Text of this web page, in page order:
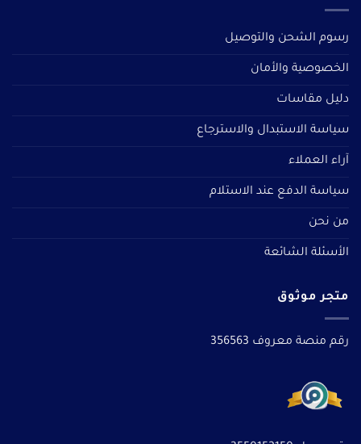
رسوم الشحن والتوصيل
الخصوصية والأمان
دليل مقاسات
سياسة الاستبدال والاسترجاع
آراء العملاء
سياسة الدفع عند الاستلام
من نحن
الأسئلة الشائعة
متجر موثوق
رقم منصة معروف 356563